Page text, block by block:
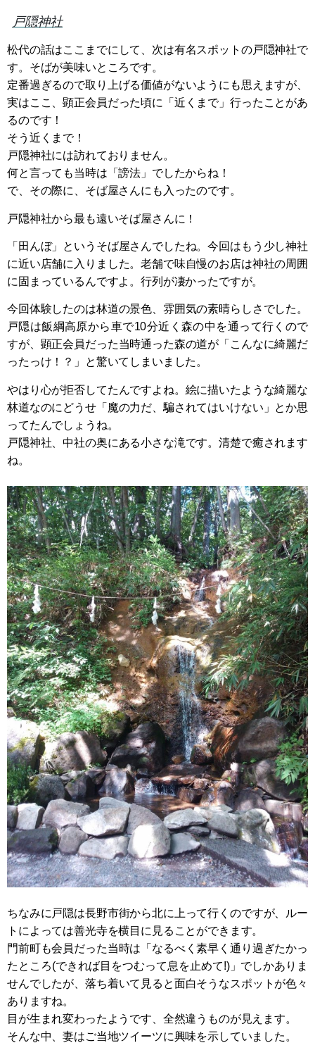
戸隠神社
松代の話はここまでにして、次は有名スポットの戸隠神社で
す。そばが美味いところです。
定番過ぎるので取り上げる価値がないようにも思えますが、
実はここ、顕正会員だった頃に「近くまで」行ったことがあ
るのです！
そう近くまで！
戸隠神社には訪れておりません。
何と言っても当時は「謗法」でしたからね！
で、その際に、そば屋さんにも入ったのです。
戸隠神社から最も遠いそば屋さんに！
「田んぼ」というそば屋さんでしたね。今回はもう少し神社
に近い店舗に入りました。老舗で味自慢のお店は神社の周囲
に固まっているんですよ。行列が凄かったですが。
今回体験したのは林道の景色、雰囲気の素晴らしさでした。
戸隠は飯綱高原から車で10分近く森の中を通って行くので
すが、顕正会員だった当時通った森の道が「こんなに綺麗だ
ったっけ！？」と驚いてしまいました。
やはり心が拒否してたんですよね。絵に描いたような綺麗な
林道なのにどうせ「魔の力だ、騙されてはいけない」とか思
ってたんでしょうね。
戸隠神社、中社の奥にある小さな滝です。清楚で癒されます
ね。
ちなみに戸隠は長野市街から北に上って行くのですが、ルー
トによっては善光寺を横目に見ることができます。
門前町も会員だった当時は「なるべく素早く通り過ぎたかっ
たところ(できれば目をつむって息を止めて!)」でしかありま
せんでしたが、落ち着いて見ると面白そうなスポットが色々
ありますね。
目が生まれ変わったようです、全然違うものが見えます。
そんな中、妻はご当地ツイーツに興味を示していました。